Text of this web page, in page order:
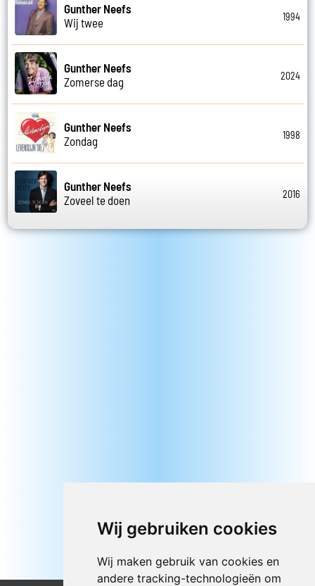
Wij gebruiken cookies
Wij maken gebruik van cookies en
andere tracking-technologieën om
Gunther Neefs
Wij twee
1994
Gunther Neefs
Zomerse dag
2024
Gunther Neefs
Zondag
1998
Gunther Neefs
Zoveel te doen
2016